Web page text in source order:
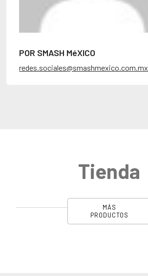
POR SMASH MéXICO
redes.sociales@smashmexico.com.mx
Tienda
MÁS
PRODUCTOS